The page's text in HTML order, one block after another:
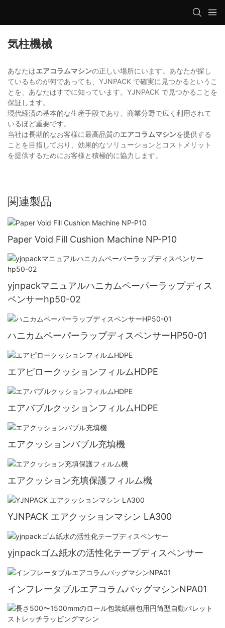
気柱機械
あなたはエアコラムマシンの正しい場所にいます。あなたが探し
ているものが何であっても、YJNPACK で確実に見つかるというこ
とを、あなたはすでに知っています。YJNPACK で見つかることを
保証します。
現代経済の基本的な生産手段であり、商業分野で広く利用されて
いるほど重要です。
当社は長期的なお客様に最高品質のエアコラムマシンを提供する
ことを目指しており、効果的なソリューションとコストメリット
を提供するためにお客様と積極的に協力します。
関連製品
Paper Void Fill Cushion Machine NP-P10
yjnpackマニュアルハニカムペーパーラップディス
ペンサーhp50-02
ハニカムペーパーラップディスペンサーHP50-01
エアピロークッションフィルムHDPE
エアバブルクッションフィルムHDPE
エアクッションバブル充填機
エアクッション充填保護フィルム機
YJNPACK エアクッションマシン LA300
yjnpackゴム紙水の活性化テープディスペンサー
インフレータブルエアコラムバッグマシンNPA01